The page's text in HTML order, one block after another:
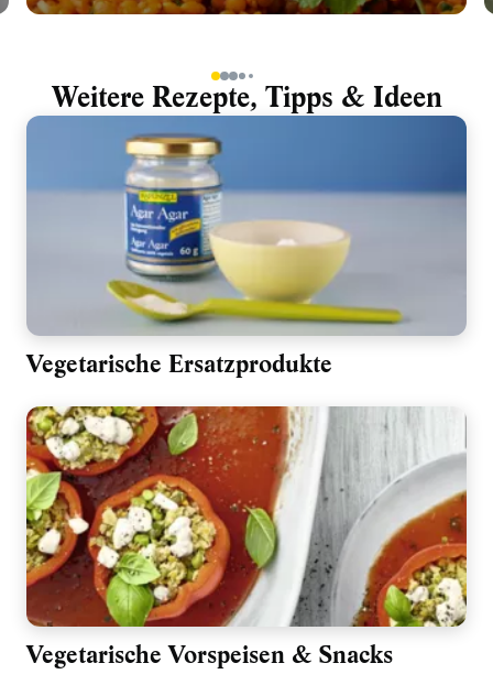
1234 5
Weitere Rezepte, Tipps & Ideen
Vegetarische Ersatzprodukte
Vegetarische Vorspeisen & Snacks